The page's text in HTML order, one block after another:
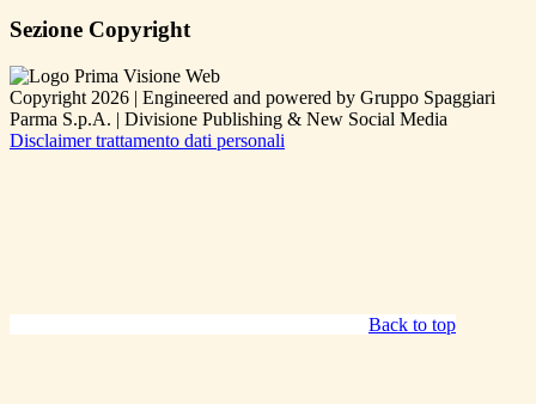
Sezione Copyright
Copyright 2026 | Engineered and powered by Gruppo Spaggiari
Parma S.p.A. | Divisione Publishing & New Social Media
Disclaimer trattamento dati personali
Back to top